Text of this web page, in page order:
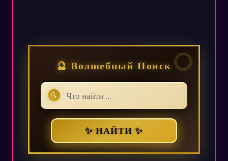
🔮 Волшебный Поиск
🔍
✨ НАЙТИ ✨